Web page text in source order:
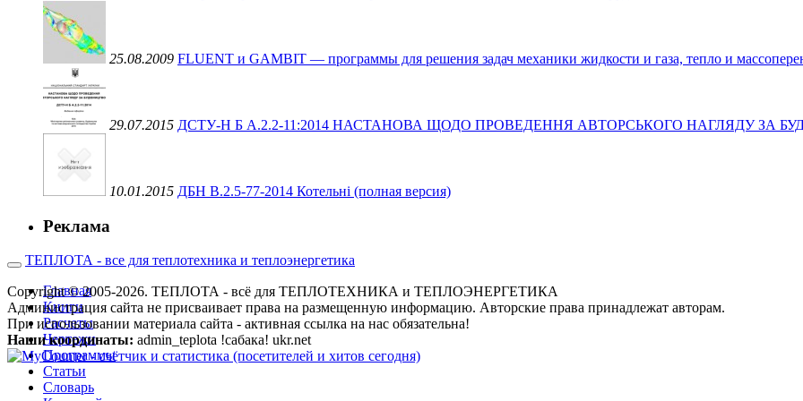
25.08.2009 FLUENT и GAMBIT — программы для решения задач механики жидкости и газа, тепло и
29.07.2015 ДСТУ-Н Б А.2.2-11:2014 НАСТАНОВА ЩОДО ПРОВЕДЕННЯ АВТОРСЬКОГО НАГЛЯДУ ЗА
10.01.2015 ДБН В.2.5-77-2014 Котельні (полная версия)
Реклама
ТЕПЛОТА - все для теплотехника и теплоэнергетика
Главная
Книги
Расчеты
Чертежи
Программы
Статьи
Словарь
Copyright © 2005-2026. ТЕПЛОТА - всё для ТЕПЛОТЕХНИКА и ТЕПЛОЭНЕРГЕТИКА
Администрация сайта не присваивает права на размещенную информацию. Авторские права принадлежат авторам.
При использовании материала сайта - активная ссылка на нас обязательна!
Наши координаты: admin_teplota !сабака! ukr.net